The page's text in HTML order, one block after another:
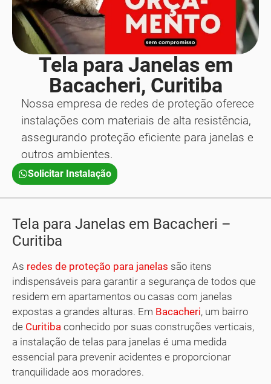
Tela para Janelas em
Bacacheri, Curitiba
Nossa empresa de redes de proteção oferece
instalações com materiais de alta resistência,
assegurando proteção eficiente para janelas e
outros ambientes.
Solicitar Instalação
Tela para Janelas em Bacacheri –
Curitiba
As redes de proteção para janelas são itens
indispensáveis para garantir a segurança de todos que
residem em apartamentos ou casas com janelas
expostas a grandes alturas. Em Bacacheri, um bairro
de Curitiba conhecido por suas construções verticais,
a instalação de telas para janelas é uma medida
essencial para prevenir acidentes e proporcionar
tranquilidade aos moradores.